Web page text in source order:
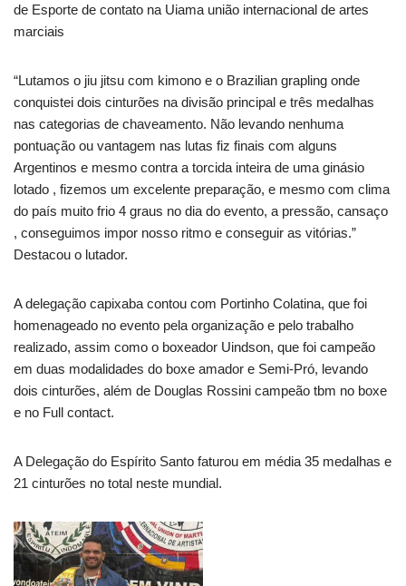
de Esporte de contato na Uiama união internacional de artes
marciais
“Lutamos o jiu jitsu com kimono e o Brazilian grapling onde
conquistei dois cinturões na divisão principal e três medalhas
nas categorias de chaveamento. Não levando nenhuma
pontuação ou vantagem nas lutas fiz finais com alguns
Argentinos e mesmo contra a torcida inteira de uma ginásio
lotado , fizemos um excelente preparação, e mesmo com clima
do país muito frio 4 graus no dia do evento, a pressão, cansaço
, conseguimos impor nosso ritmo e conseguir as vitórias.”
Destacou o lutador.
A delegação capixaba contou com Portinho Colatina, que foi
homenageado no evento pela organização e pelo trabalho
realizado, assim como o boxeador Uindson, que foi campeão
em duas modalidades do boxe amador e Semi-Pró, levando
dois cinturões, além de Douglas Rossini campeão tbm no boxe
e no Full contact.
A Delegação do Espírito Santo faturou em média 35 medalhas e
21 cinturões no total neste mundial.